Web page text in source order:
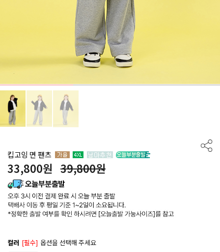
킵고잉 면 팬츠
33,800원 39,800원
컬러 [필수] 옵션을 선택해 주세요